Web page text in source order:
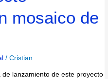
mosaico de
/Cristian
lanzamiento de este proyecto